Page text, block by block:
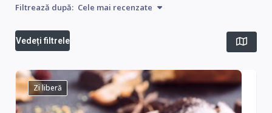
Filtrează după: Cele mai recenzate
Vedeți filtrele
Zi liberă